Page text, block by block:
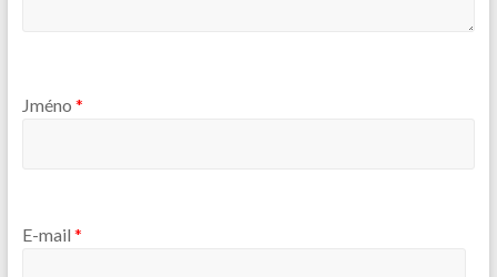
Jméno *
E-mail *